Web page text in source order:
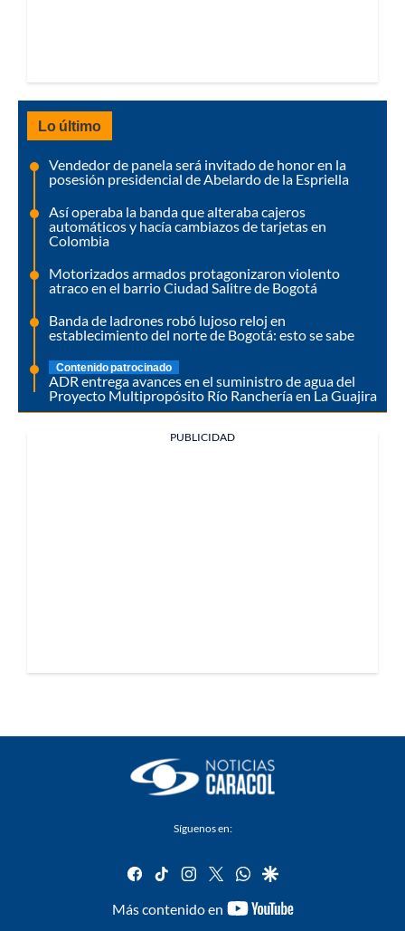
Lo último
Vendedor de panela será invitado de honor en la
posesión presidencial de Abelardo de la Espriella
Así operaba la banda que alteraba cajeros
automáticos y hacía cambiazos de tarjetas en
Colombia
Motorizados armados protagonizaron violento
atraco en el barrio Ciudad Salitre de Bogotá
Banda de ladrones robó lujoso reloj en
establecimiento del norte de Bogotá: esto se sabe
Contenido patrocinado
ADR entrega avances en el suministro de agua del
Proyecto Multipropósito Río Ranchería en La Guajira
PUBLICIDAD
Síguenos en:
facebook
tiktok instagram
twitterwhatsapp
google
Más contenido en
youtube-